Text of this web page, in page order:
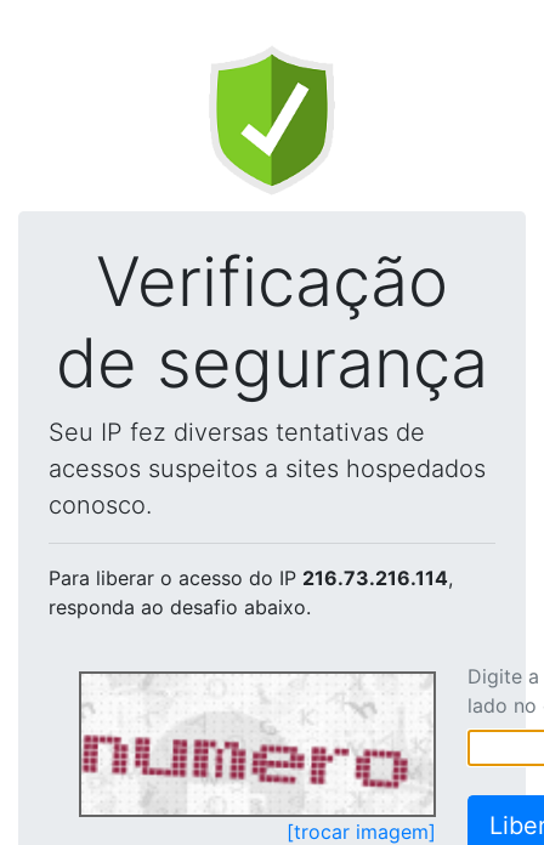
Verificação
de segurança
Seu IP fez diversas tentativas de
acessos suspeitos a sites hospedados
conosco.
Para liberar o acesso do IP 216.73.216.114,
responda ao desafio abaixo.
[trocar imagem]
Digite
lado no